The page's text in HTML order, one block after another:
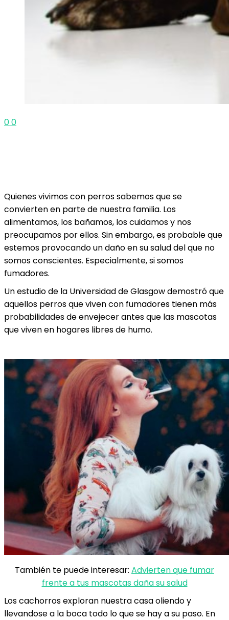
00
Quienes vivimos con perros sabemos que se
convierten en parte de nuestra familia. Los
alimentamos, los bañamos, los cuidamos y nos
preocupamos por ellos. Sin embargo, es probable que
estemos provocando un daño en su salud del que no
somos conscientes. Especialmente, si somos
fumadores.
Un estudio de la Universidad de Glasgow demostró que
aquellos perros que viven con fumadores tienen más
probabilidades de envejecer antes que las mascotas
que viven en hogares libres de humo.
También te puede interesar: Advierten que fumar
frente a tus mascotas daña su salud
Los cachorros exploran nuestra casa oliendo y
llevandose a la boca todo lo que se hay a su paso. En